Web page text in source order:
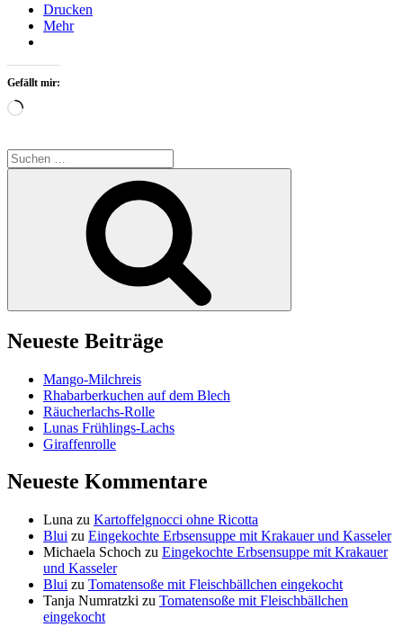
Drucken
Mehr
Gefällt mir:
Wird
Suchen
nach:
Neueste Beiträge
Mango-Milchreis
Rhabarberkuchen auf dem Blech
Räucherlachs-Rolle
Lunas Frühlings-Lachs
Giraffenrolle
Neueste Kommentare
Luna zu Kartoffelgnocci ohne Ricotta
Blui zu Eingekochte Erbsensuppe mit Krakauer und Kasseler
Michaela Schoch zu Eingekochte Erbsensuppe mit Krakauer
und Kasseler
Blui zu Tomatensoße mit Fleischbällchen eingekocht
Tanja Numratzki zu Tomatensoße mit Fleischbällchen
eingekocht